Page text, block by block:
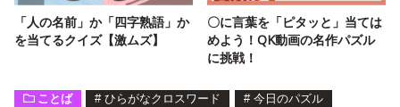
「人の名前」か「四字熟語」か
を当てるクイズ【激ムズ】
〇に言葉を「ピタッと」当ては
めよう！QK動画の名作パズル
に挑戦！
ことば # ひらがなクロスワード # 今日のパズル